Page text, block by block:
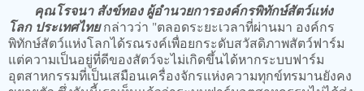
คุณโรจนา สังข์ทอง ผู้อำนวยการองค์กรพิทักษ์สัตว์แห่ง
โลก ประเทศไทยกล่าวว่า "ตลอดระยะเวลาที่ผ่านมา องค์กร
พิทักษ์สัตว์แห่งโลกได้รณรงค์เพื่อยกระดับสวัสดิภาพสัตว์ฟาร์ม
แต่ความเป็นอยู่ที่ดีของสัตว์จะไม่เกิดขึ้นได้หากระบบฟาร์ม
อุตสาหกรรมที่เป็นเสมือนเครื่องจักรแห่งความทุกข์ทรมานยังคง